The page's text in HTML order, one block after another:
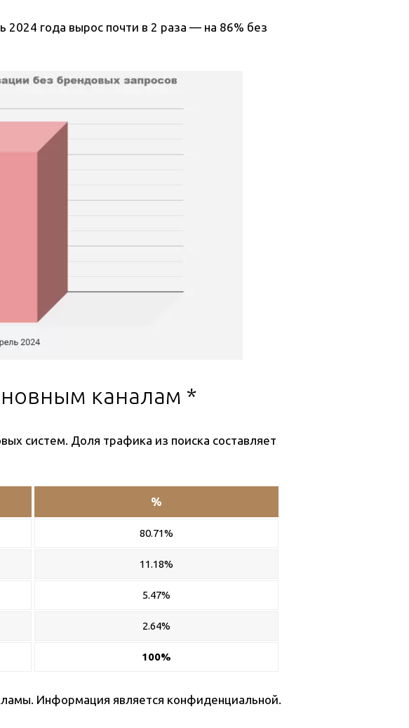
2024 года вырос почти в 2 раза — на 86% без
каналам *
систем. Доля трафика из поиска составляет
%
80.71%
11.18%
5.47%
2.64%
100%
Информация является конфиденциальной.